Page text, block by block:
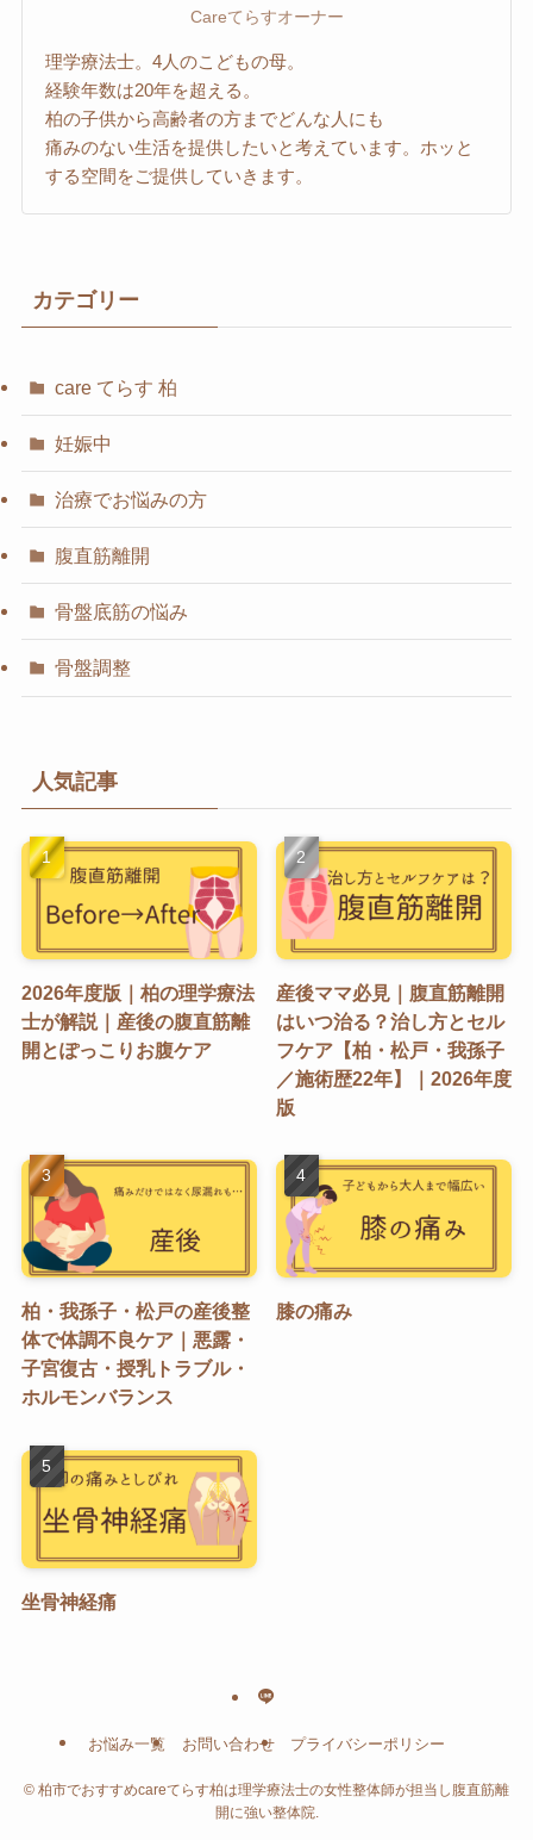
Careてらすオーナー
理学療法士。4人のこどもの母。
経験年数は20年を超える。
柏の子供から高齢者の方までどんな人にも
痛みのない生活を提供したいと考えています。ホッと
する空間をご提供していきます。
カテゴリー
care てらす 柏
妊娠中
治療でお悩みの方
腹直筋離開
骨盤底筋の悩み
骨盤調整
人気記事
2026年度版｜柏の理学療法
士が解説｜産後の腹直筋離
開とぽっこりお腹ケア
産後ママ必見｜腹直筋離開
はいつ治る？治し方とセル
フケア【柏・松戸・我孫子
／施術歴22年】｜2026年度
版
柏・我孫子・松戸の産後整
体で体調不良ケア｜悪露・
子宮復古・授乳トラブル・
ホルモンバランス
膝の痛み
坐骨神経痛
お悩み一覧 お問い合わせ プライバシーポリシー
© 柏市でおすすめcareてらす柏は理学療法士の女性整体師が担当し腹直筋離
開に強い整体院.